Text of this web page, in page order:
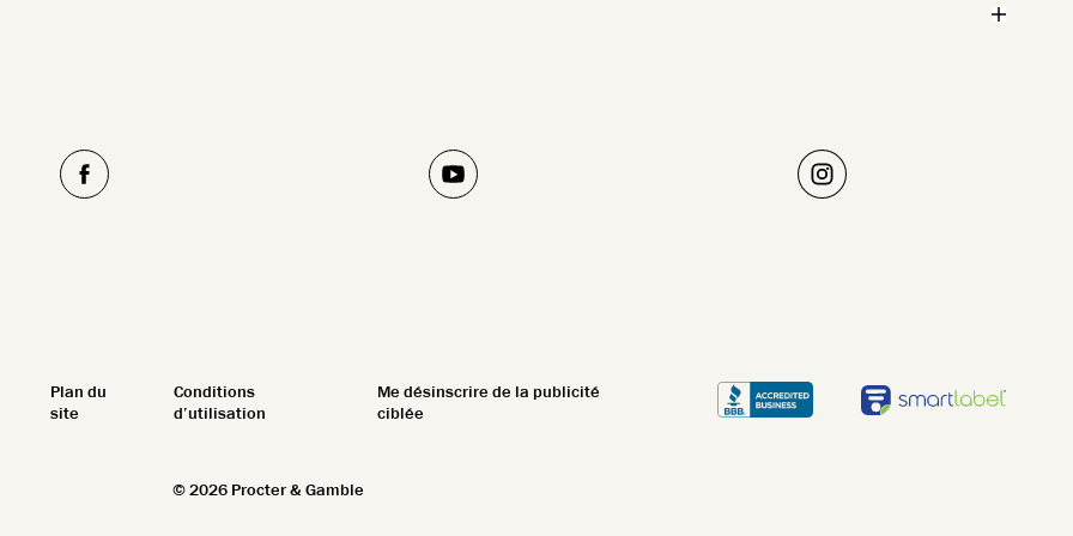
Plan du
site
Conditions
d’utilisation
Me désinscrire de la publicité
ciblée
©2026 Procter & Gamble